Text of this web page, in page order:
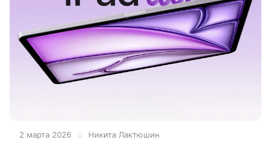
2 марта 2026 Никита Лактюшин